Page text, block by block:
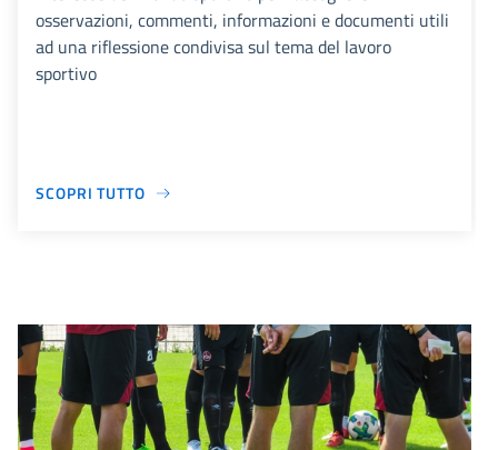
osservazioni, commenti, informazioni e documenti utili
ad una riflessione condivisa sul tema del lavoro
sportivo
SCOPRI TUTTO